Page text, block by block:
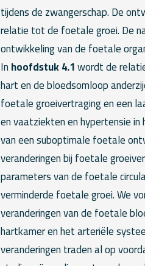
tijdens de zwangerschap. De
relatie tot de foetale groei. De
ontwikkeling van de foetale
Inhoofdstuk 4.1wordt de
hart en de bloedsomloop
foetale groeivertraging en een
en vaatziekten en hypertensie
van een suboptimale foetale
veranderingen bij foetale
parameters van de foetale
verminderde foetale groei. We
veranderingen van de foetale
hartkamer en het arteriële
veranderingen traden al op